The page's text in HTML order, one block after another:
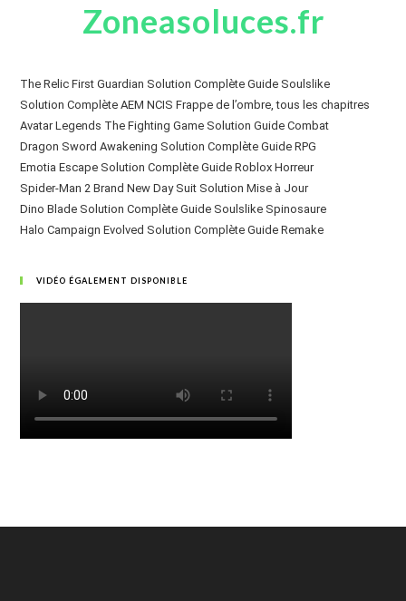
Zoneasoluces.fr
The Relic First Guardian Solution Complète Guide Soulslike
Solution Complète AEM NCIS Frappe de l’ombre, tous les chapitres
Avatar Legends The Fighting Game Solution Guide Combat
Dragon Sword Awakening Solution Complète Guide RPG
Emotia Escape Solution Complète Guide Roblox Horreur
Spider-Man 2 Brand New Day Suit Solution Mise à Jour
Dino Blade Solution Complète Guide Soulslike Spinosaure
Halo Campaign Evolved Solution Complète Guide Remake
VIDÉO ÉGALEMENT DISPONIBLE